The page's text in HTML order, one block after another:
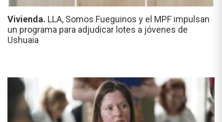
Vivienda. LLA, Somos Fueguinos y el MPF impulsan
un programa para adjudicar lotes a jóvenes de
Ushuaia